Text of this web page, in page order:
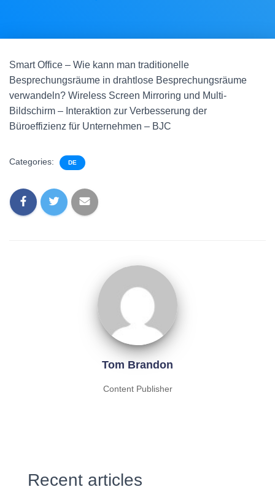
Smart Office – Wie kann man traditionelle
Besprechungsräume in drahtlose Besprechungsräume
verwandeln? Wireless Screen Mirroring und Multi-
Bildschirm – Interaktion zur Verbesserung der
Büroeffizienz für Unternehmen – BJC
Categories: DE
Tom Brandon
Content Publisher
Recent articles